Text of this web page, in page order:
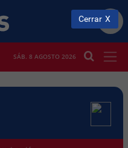
SÁB. 8 AGOSTO 2026
Cerrar